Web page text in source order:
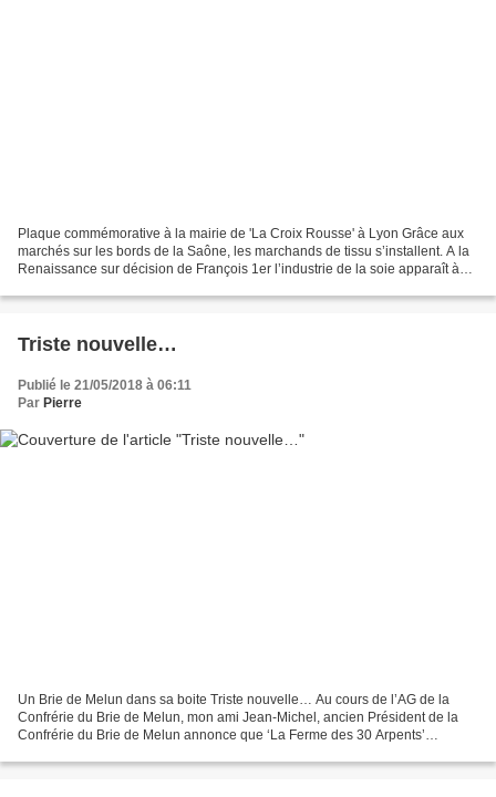
Plaque commémorative à la mairie de 'La Croix Rousse' à Lyon Grâce aux
marchés sur les bords de la Saône, les marchands de tissu s’installent. A la
Renaissance sur décision de François 1er l’industrie de la soie apparaît à
Triste nouvelle…
Publié le 21/05/2018 à 06:11
Par Pierre
Un Brie de Melun dans sa boite Triste nouvelle… Au cours de l’AG de la
Confrérie du Brie de Melun, mon ami Jean-Michel, ancien Président de la
Confrérie du Brie de Melun annonce que ‘La Ferme des 30 Arpents’